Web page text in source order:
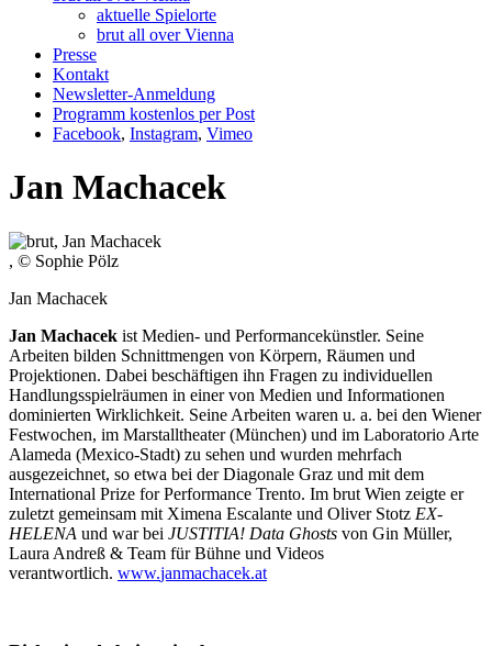
aktuelle Spielorte
brut all over Vienna
Presse
Kontakt
Newsletter-Anmeldung
Programm kostenlos per Post
Facebook, Instagram, Vimeo
Jan Machacek
, © Sophie Pölz
Jan Machacek
Jan Machacek ist Medien- und Performancekünstler. Seine
Arbeiten bilden Schnittmengen von Körpern, Räumen und
Projektionen. Dabei beschäftigen ihn Fragen zu individuellen
Handlungsspielräumen in einer von Medien und Informationen
dominierten Wirklichkeit. Seine Arbeiten waren u. a. bei den Wiener
Festwochen, im Marstalltheater (München) und im Laboratorio Arte
Alameda (Mexico-Stadt) zu sehen und wurden mehrfach
ausgezeichnet, so etwa bei der Diagonale Graz und mit dem
International Prize for Performance Trento. Im brut Wien zeigte er
zuletzt gemeinsam mit Ximena Escalante und Oliver Stotz EX-
HELENA und war bei JUSTITIA! Data Ghosts von Gin Müller,
Laura Andreß & Team für Bühne und Videos
verantwortlich. www.janmachacek.at